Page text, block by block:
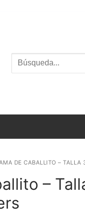
Buscar
por:
DE CABALLITO – TALLA
–